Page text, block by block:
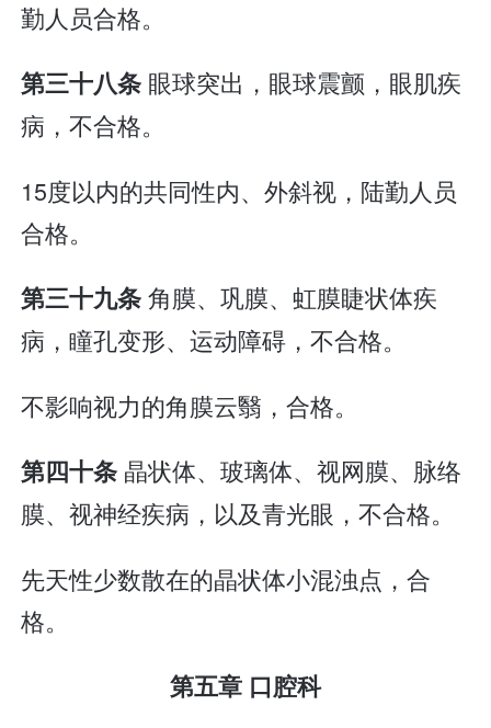
勤人员合格。
第三十八条 眼球突出，眼球震颤，眼肌疾
病，不合格。
15度以内的共同性内、外斜视，陆勤人员
合格。
第三十九条角膜、巩膜、虹膜睫状体疾
病，瞳孔变形、运动障碍，不合格。
不影响视力的角膜云翳，合格。
第四十条 晶状体、玻璃体、视网膜、脉络
膜、视神经疾病，以及青光眼，不合格。
先天性少数散在的晶状体小混浊点，合
格。
第五章 口腔科